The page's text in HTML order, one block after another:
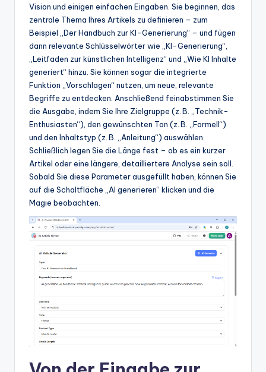
In
d
tr
U
p
d
Vision und einigen einfachen Eingaben. Sie beginnen, das
zentrale Thema Ihres Artikels zu definieren – zum
Beispiel „Der Handbuch zur KI-Generierung“ – und fügen
dann relevante Schlüsselwörter wie „KI-Generierung“,
„Leitfaden zur künstlichen Intelligenz“ und „Wie KI Inhalte
generiert“ hinzu. Sie können sogar die integrierte
Funktion „Vorschlagen“ nutzen, um neue, relevante
Begriffe zu entdecken. Anschließend feinabstimmen Sie
die Ausgabe, indem Sie Ihre Zielgruppe (z. B. „Technik-
Enthusiasten“), den gewünschten Ton (z. B. „Formell“)
und den Inhaltstyp (z. B. „Anleitung“) auswählen.
Schließlich legen Sie die Länge fest – ob es ein kurzer
Artikel oder eine längere, detailliertere Analyse sein soll.
Sobald Sie diese Parameter ausgefüllt haben, können Sie
auf die Schaltfläche „AI generieren“ klicken und die
Magie beobachten.